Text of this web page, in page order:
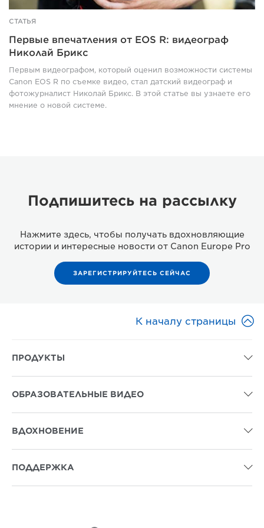
СТАТЬЯ
Первые впечатления от EOS R: видеограф
Николай Брикс
Первым видеографом, который оценил возможности системы
Canon EOS R по съемке видео, стал датский видеограф и
фотожурналист Николай Брикс. В этой статье вы узнаете его
мнение о новой системе.
Подпишитесь на рассылку
Нажмите здесь, чтобы получать вдохновляющие
истории и интересные новости от Canon Europe Pro
ЗАРЕГИСТРИРУЙТЕСЬ СЕЙЧАС
К началу страницы 
ПРОДУКТЫ 
ОБРАЗОВАТЕЛЬНЫЕ ВИДЕО 
ВДОХНОВЕНИЕ 
ПОДДЕРЖКА 